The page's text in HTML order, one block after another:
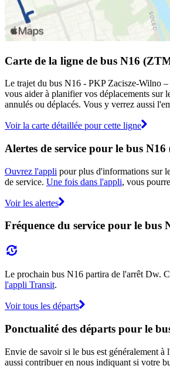
Carte de la ligne de bus N16
Le trajet du bus N16 - PKP Zacisze-Wilno
vous aider à planifier vos déplacements sur
annulés ou déplacés. Vous y verrez aussi
Voir la carte détaillée pour cette ligne
Alertes de service pour le bus
Ouvrez l'appli pour plus d'informations sur
de service. Une fois dans l'appli, vous
Voir les alertes
Fréquence du service pour le bus
Le prochain bus N16 partira de l'arrêt Dw.
l'appli Transit.
Voir tous les départs
Ponctualité des départs pour le
Envie de savoir si le bus est généralement
aussi contribuer en nous indiquant si votre